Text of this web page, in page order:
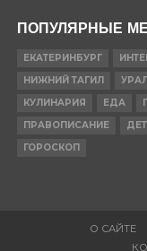
ПОПУЛЯРНЫЕ
ЕКАТЕРИНБУРГ
НИЖНИЙ ТАГИЛ
УРАЛ
КУЛИНАРИЯ
ЕДА
ПРАВОПИСАНИЕ
ГОРОСКОП
О САЙТЕ